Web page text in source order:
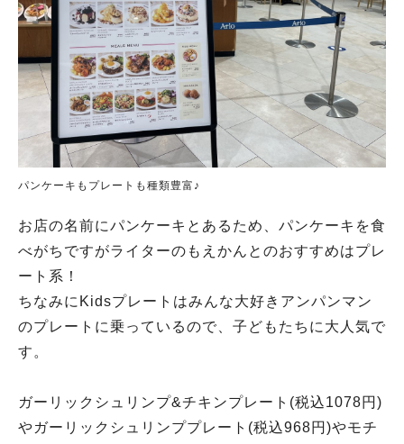
パンケーキもプレートも種類豊富♪
お店の名前にパンケーキとあるため、パンケーキを食
べがちですがライターのもえかんとのおすすめはプレ
ート系！
ちなみにKidsプレートはみんな大好きアンパンマン
のプレートに乗っているので、子どもたちに大人気で
す。
ガーリックシュリンプ&チキンプレート(税込1078円)
やガーリックシュリンププレート(税込968円)やモチ